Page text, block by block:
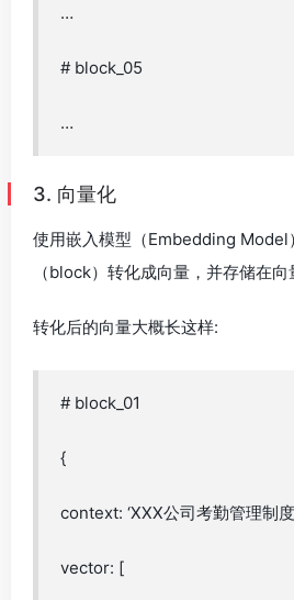
…
# block_05
…
3. 向量化
使用嵌入模型（Embedding Model
（block）转化成向量，并存储在向
转化后的向量大概长这样:
# block_01
{
context: ‘XXX公司考勤管理制度
vector: [